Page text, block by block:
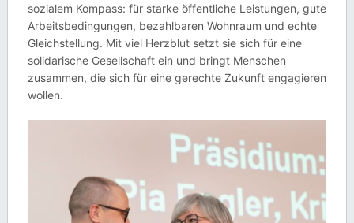
sozialem Kompass: für starke öffentliche Leistungen, gute
Arbeitsbedingungen, bezahlbaren Wohnraum und echte
Gleichstellung. Mit viel Herzblut setzt sie sich für eine
solidarische Gesellschaft ein und bringt Menschen
zusammen, die sich für eine gerechte Zukunft engagieren
wollen.